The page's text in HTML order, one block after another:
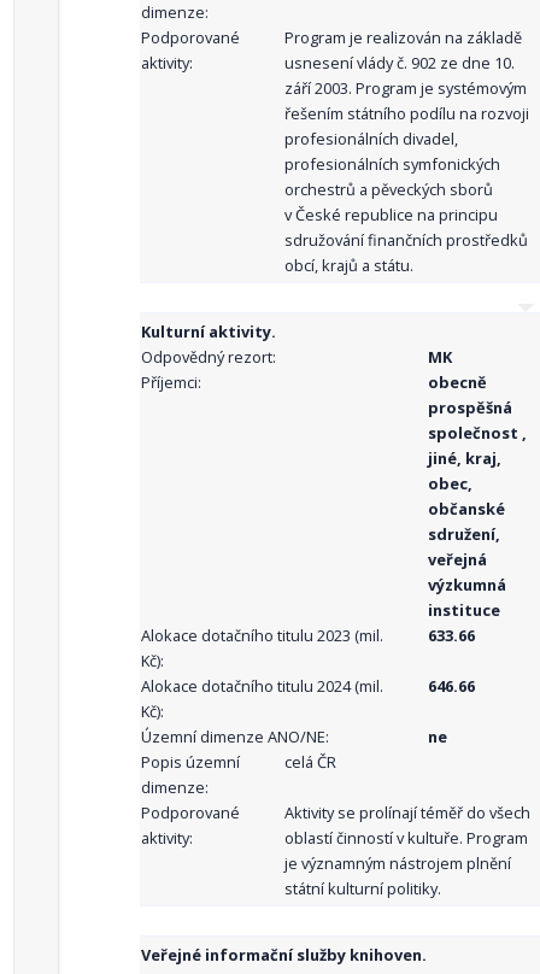
dimenze:
Podporované
aktivity:
Program je realizován na základě
usnesení vlády č. 902 ze dne 10.
září 2003. Program je systémovým
řešením státního podílu na rozvoji
profesionálních divadel,
profesionálních symfonických
orchestrů a pěveckých sborů
v České republice na principu
sdružování finančních prostředků
obcí, krajů a státu.
Kulturní aktivity.
Odpovědný rezort:
MK
Příjemci:
obecně
prospěšná
společnost ,
jiné, kraj,
obec,
občanské
sdružení,
veřejná
výzkumná
instituce
Alokace dotačního titulu 2023 (mil.
Kč):
633.66
Alokace dotačního titulu 2024 (mil.
Kč):
646.66
Územní dimenze ANO/NE:
ne
Popis územní
dimenze:
celá ČR
Podporované
aktivity:
Aktivity se prolínají téměř do všech
oblastí činností v kultuře. Program
je významným nástrojem plnění
státní kulturní politiky.
Veřejné informační služby knihoven.